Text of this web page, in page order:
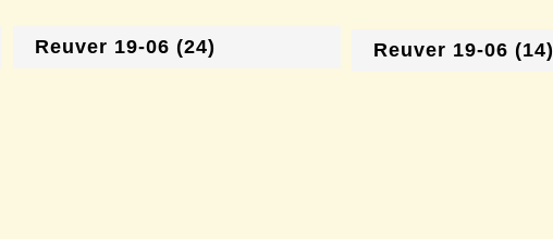
Reuver 19-06 (24) Reuver 19-06 (14)